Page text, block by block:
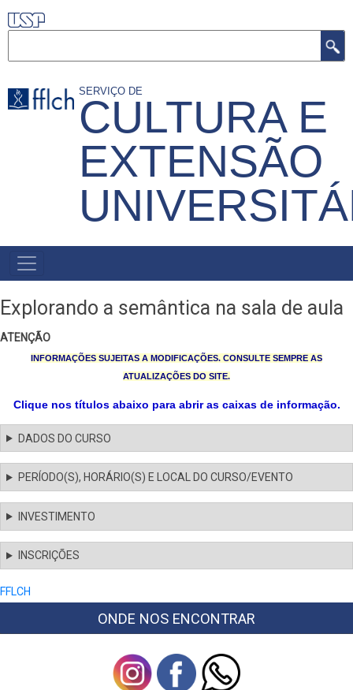
Pular
para
principal
SERVIÇO DE
CULTURA E
EXTENSÃO
MENU
PRIMÁRIO
Explorando a semântica na sala de aula
ATENÇÃO
INFORMAÇÕES SUJEITAS A MODIFICAÇÕES. CONSULTE SEMPRE AS
ATUALIZAÇÕES DO SITE.
Clique nos títulos abaixo para abrir as caixas de informação.
DADOS DO CURSO
PERÍODO(S), HORÁRIO(S) E LOCAL DO CURSO/EVENTO
INVESTIMENTO
INSCRIÇÕES
FFLCH
ONDE NOS ENCONTRAR